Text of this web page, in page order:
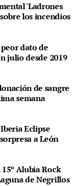
'Ladrones
los incendios
dato de
julio desde 2019
de sangre
semana
Eclipse
a León
Alubia Rock
de Negrillos